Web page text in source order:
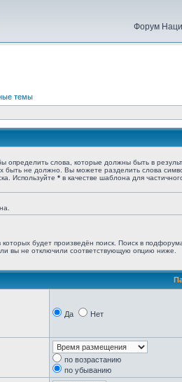
Форум
темы
определить слова, которые должны быть в
быть не должно. Вы можете разделить слова
Используйте * в качестве шаблона для
будет произведён поиск. Поиск в
вы не отключили соответствующую опцию ниже.
Да Нет
по возрастанию
по убыванию